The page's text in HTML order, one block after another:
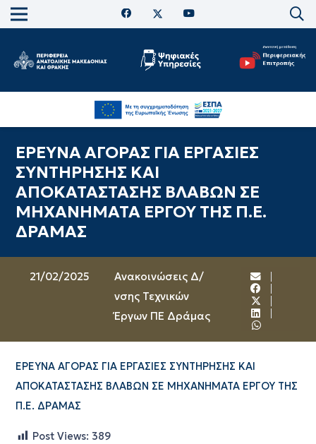
ΕΡΕΥΝΑ ΑΓΟΡΑΣ ΓΙΑ ΕΡΓΑΣΙΕΣ
ΣΥΝΤΗΡΗΣΗΣ ΚΑΙ
ΑΠΟΚΑΤΑΣΤΑΣΗΣ ΒΛΑΒΩΝ ΣΕ
ΜΗΧΑΝΗΜΑΤΑ ΕΡΓΟΥ ΤΗΣ Π.Ε.
ΔΡΑΜΑΣ
21/02/2025
Ανακοινώσεις Δ/
νσης Τεχνικών
Έργων ΠΕ Δράμας
ΕΡΕΥΝΑ ΑΓΟΡΑΣ ΓΙΑ ΕΡΓΑΣΙΕΣ ΣΥΝΤΗΡΗΣΗΣ ΚΑΙ
ΑΠΟΚΑΤΑΣΤΑΣΗΣ ΒΛΑΒΩΝ ΣΕ ΜΗΧΑΝΗΜΑΤΑ ΕΡΓΟΥ ΤΗΣ
Π.Ε. ΔΡΑΜΑΣ
Post Views: 389